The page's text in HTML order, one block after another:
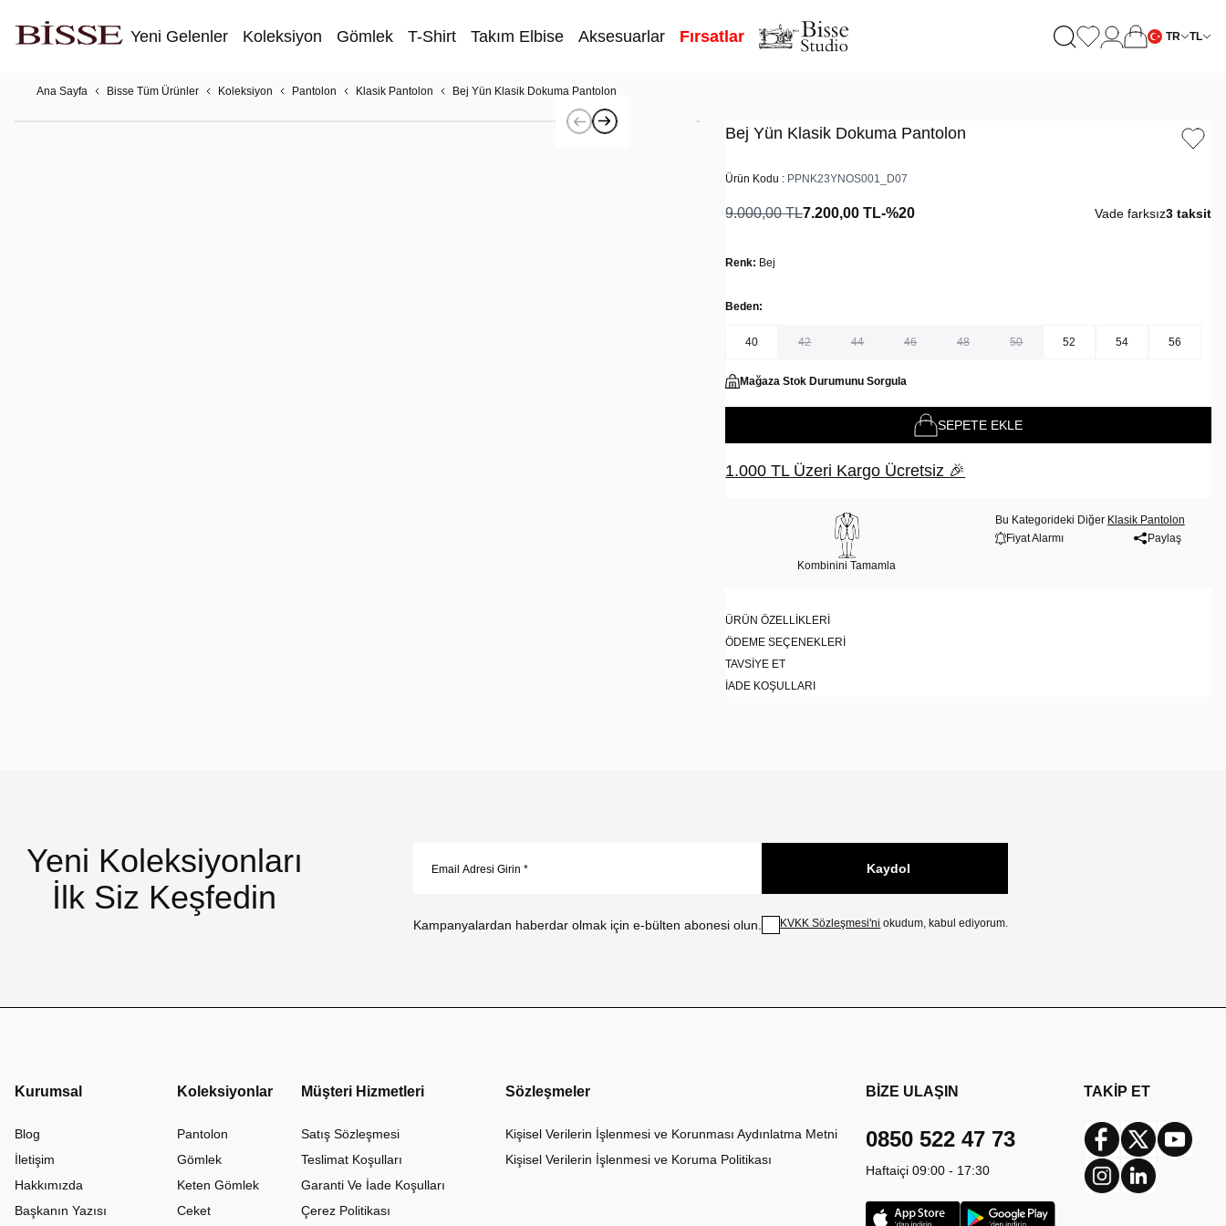
Yeni Gelenler Koleksiyon Gömlek T-Shirt Takım Elbise Aksesuarlar Fırsatlar TR TL
Ana Sayfa Bisse Tüm Ürünler Koleksiyon Pantolon Klasik Pantolon Bej Yün Klasik Dokuma Pantolon
Bej Yün Klasik Dokuma Pantolon
Ürün Kodu : PPNK23YNOS001_D07
9.000,00TL7.200,00 TL-%20 Vade farksız3 taksit
Renk: Bej
Beden:
40 42 44 46 48 50 52 54 56
Mağaza Stok Durumunu Sorgula
SEPETE EKLE
1.000 TL Üzeri Kargo Ücretsiz 🎉
Kombinini Tamamla
Bu Kategorideki Diğer Klasik Pantolon
Fiyat Alarmı
Paylaş
ÜRÜN ÖZELLIKLERI
ÖDEME SEÇENEKLERI
TAVSIYE ET
İADE KOŞULLARI
Yeni Koleksiyonları
İlk Siz Keşfedin
Kampanyalardan haberdar olmak için e-bülten abonesi olun.
Kaydol
KVKK Sözleşmesi'ni okudum, kabul ediyorum.
Kurumsal
Blog
İletişim
Hakkımızda
Başkanın Yazısı
Koleksiyonlar
Pantolon
Gömlek
Keten Gömlek
Ceket
Müşteri Hizmetleri
Satış Sözleşmesi
Teslimat Koşulları
Garanti Ve İade Koşulları
Çerez Politikası
Sözleşmeler
Kişisel Verilerin İşlenmesi ve Korunması Aydınlatma Metni
Kişisel Verilerin İşlenmesi ve Koruma Politikası
BİZE ULAŞIN
0850 522 47 73
Haftaiçi 09:00 - 17:30
TAKİP ET
Facebook
Twitter
InstagramLinkedin